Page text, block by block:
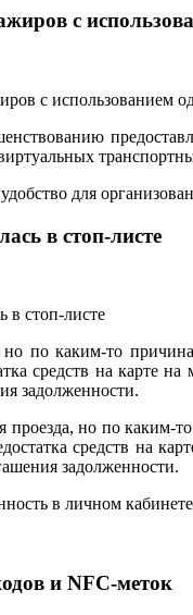
с
для
в стоп-листе
по каким-то
средств на карте
задолженности.
проезда, но по каким-
средств на
задолженности.
в личном
и NFC-меток